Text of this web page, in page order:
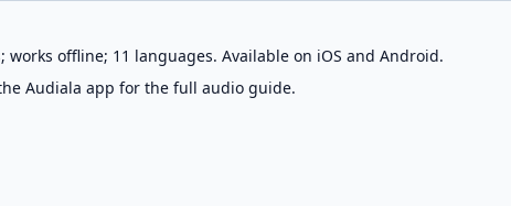
offline; 11 languages. Available on iOS and Android.
Audiala app for the full audio guide.